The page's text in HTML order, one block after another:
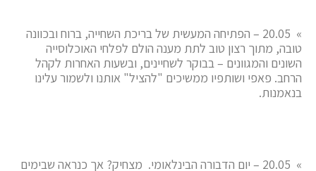
» 20.05 – הפתיחה המעשית של בריכת השחייה, ברוח ובכוונה
טובה, מתוך רצון טוב לתת מענה הולם לפלחי האוכלוסייה
השונים והמגוונים – בבוקר לשחיינים, ובשעות האחרות לקהל
הרחב. פאפי ושותפיו ממשיכים "להציל" אותנו ולשמור עלינו
בנאמנות.
» 20.05 – יום הדבורה הבינלאומי. מצחיק? אך כנראה שבימים